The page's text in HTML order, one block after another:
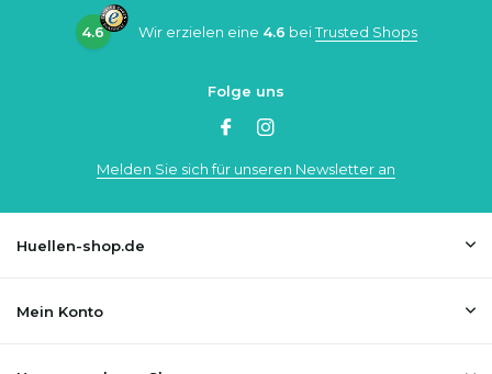
4.6 Wir erzielen eine 4.6 beiTrusted Shops
Folge uns
Melden Sie sich für unseren Newsletter an
Huellen-shop.de
Mein Konto